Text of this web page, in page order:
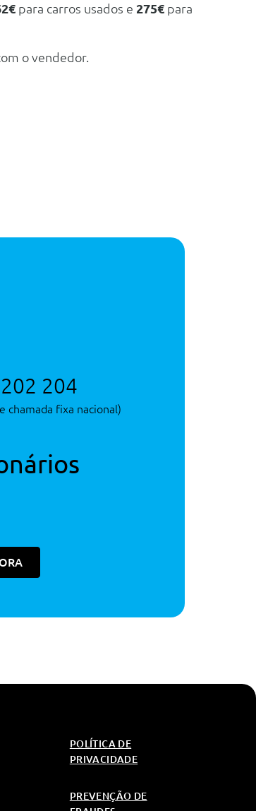
para carros usados e 275€para
o vendedor.
204
chamada fixa nacional)
POLÍTICA DE
PRIVACIDADE
PREVENÇÃO DE